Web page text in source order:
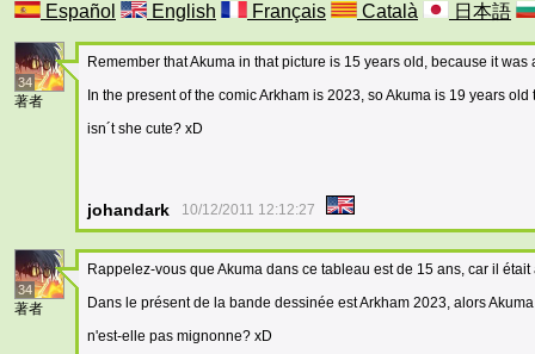
Español
English Français Català 日本語
34
著者
Remember that Akuma in that picture is 15 years old, because it was
In the present of the comic Arkham is 2023, so Akuma is 19 years
isn´t she cute? xD
johandark 10/12/2011 12:12:27
34
著者
Rappelez-vous que Akuma dans ce tableau est de 15 ans, car il était
Dans le présent de la bande dessinée est Arkham 2023, alors
n'est-elle pas mignonne? xD